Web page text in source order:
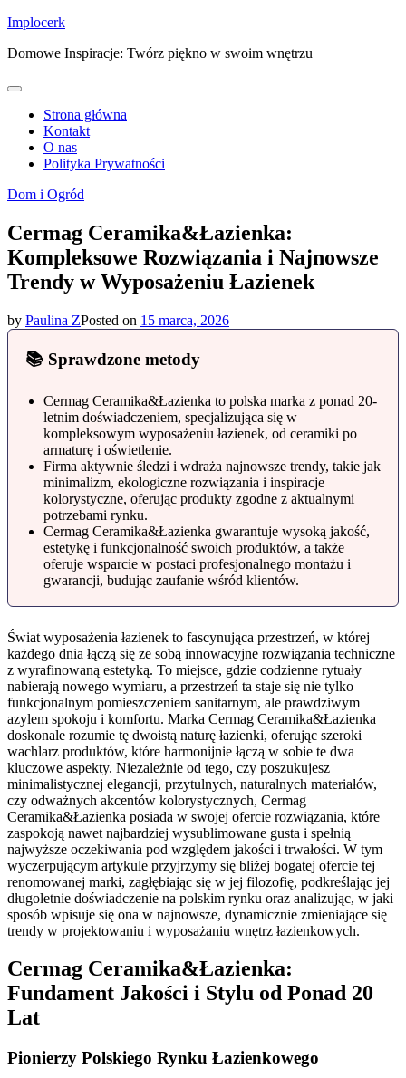
Skip
content
Implocerk
Domowe Inspiracje: Twórz piękno w swoim wnętrzu
Strona główna
Kontakt
O nas
Polityka Prywatności
Dom i Ogród
Cermag Ceramika&Łazienka:
Kompleksowe Rozwiązania i Najnowsze
Trendy w Wyposażeniu Łazienek
by Paulina ZPosted on 15 marca, 2026
📚 Sprawdzone metody
Cermag Ceramika&Łazienka to polska marka z ponad 20-
letnim doświadczeniem, specjalizująca się w
kompleksowym wyposażeniu łazienek, od ceramiki po
armaturę i oświetlenie.
Firma aktywnie śledzi i wdraża najnowsze trendy, takie jak
minimalizm, ekologiczne rozwiązania i inspiracje
kolorystyczne, oferując produkty zgodne z aktualnymi
potrzebami rynku.
Cermag Ceramika&Łazienka gwarantuje wysoką jakość,
estetykę i funkcjonalność swoich produktów, a także
oferuje wsparcie w postaci profesjonalnego montażu i
gwarancji, budując zaufanie wśród klientów.
Świat wyposażenia łazienek to fascynująca przestrzeń, w której
każdego dnia łączą się ze sobą innowacyjne rozwiązania techniczne
z wyrafinowaną estetyką. To miejsce, gdzie codzienne rytuały
nabierają nowego wymiaru, a przestrzeń ta staje się nie tylko
funkcjonalnym pomieszczeniem sanitarnym, ale prawdziwym
azylem spokoju i komfortu. Marka Cermag Ceramika&Łazienka
doskonale rozumie tę dwoistą naturę łazienki, oferując szeroki
wachlarz produktów, które harmonijnie łączą w sobie te dwa
kluczowe aspekty. Niezależnie od tego, czy poszukujesz
minimalistycznej elegancji, przytulnych, naturalnych materiałów,
czy odważnych akcentów kolorystycznych, Cermag
Ceramika&Łazienka posiada w swojej ofercie rozwiązania, które
zaspokoją nawet najbardziej wysublimowane gusta i spełnią
najwyższe oczekiwania pod względem jakości i trwałości. W tym
wyczerpującym artykule przyjrzymy się bliżej bogatej ofercie tej
renomowanej marki, zagłębiając się w jej filozofię, podkreślając jej
długoletnie doświadczenie na polskim rynku oraz analizując, w jaki
sposób wpisuje się ona w najnowsze, dynamicznie zmieniające się
trendy w projektowaniu i wyposażaniu wnętrz łazienkowych.
Cermag Ceramika&Łazienka:
Fundament Jakości i Stylu od Ponad 20
Lat
Pionierzy Polskiego Rynku Łazienkowego